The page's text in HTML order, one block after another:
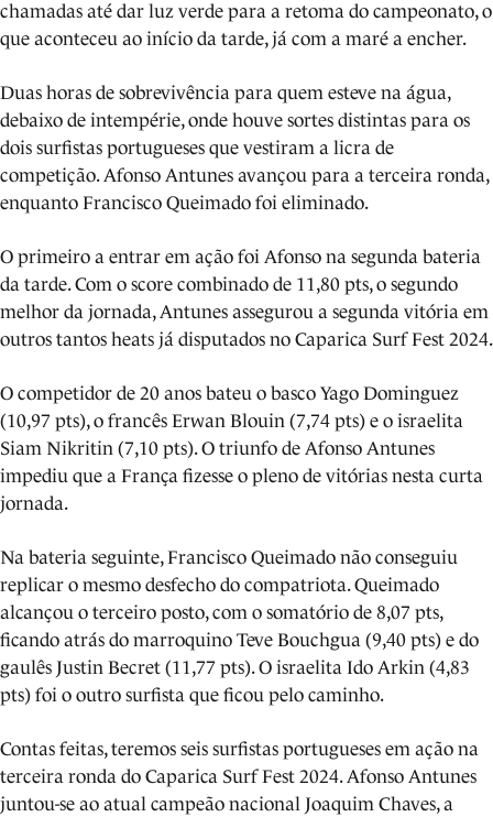
chamadas até dar luz verde para a retoma do campeonato, o
que aconteceu ao início da tarde, já com a maré a encher.
Duas horas de sobrevivência para quem esteve na água,
debaixo de intempérie, onde houve sortes distintas para os
dois surfistas portugueses que vestiram a licra de
competição. Afonso Antunes avançou para a terceira ronda,
enquanto Francisco Queimado foi eliminado.
O primeiro a entrar em ação foi Afonso na segunda bateria
da tarde. Com o score combinado de 11,80 pts, o segundo
melhor da jornada, Antunes assegurou a segunda vitória em
outros tantos heats já disputados no Caparica Surf Fest 2024.
O competidor de 20 anos bateu o basco Yago Dominguez
(10,97 pts), o francês Erwan Blouin (7,74 pts) e o israelita
Siam Nikritin (7,10 pts). O triunfo de Afonso Antunes
impediu que a França fizesse o pleno de vitórias nesta curta
jornada.
Na bateria seguinte, Francisco Queimado não conseguiu
replicar o mesmo desfecho do compatriota. Queimado
alcançou o terceiro posto, com o somatório de 8,07 pts,
ficando atrás do marroquino Teve Bouchgua (9,40 pts) e do
gaulês Justin Becret (11,77 pts). O israelita Ido Arkin (4,83
pts) foi o outro surfista que ficou pelo caminho.
Contas feitas, teremos seis surfistas portugueses em ação na
terceira ronda do Caparica Surf Fest 2024. Afonso Antunes
juntou-se ao atual campeão nacional Joaquim Chaves, a